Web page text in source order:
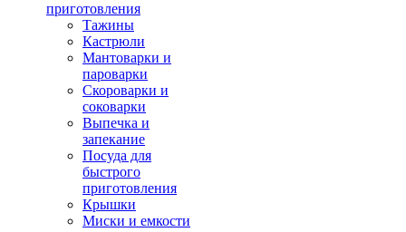
приготовления
Тажины
Кастрюли
Мантоварки и
пароварки
Скороварки и
соковарки
Выпечка и
запекание
Посуда для
быстрого
приготовления
Крышки
Миски и емкости